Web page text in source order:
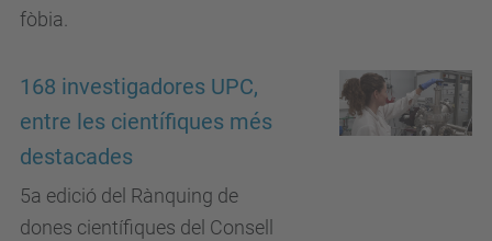
fòbia.
168 investigadores UPC,
entre les científiques més
destacades
5a edició del Rànquing de
dones científiques del Consell